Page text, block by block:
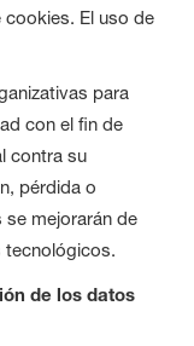
El uso de
para
con el fin de
contra su
pérdida o
se mejorarán de
tecnológicos.
de los datos